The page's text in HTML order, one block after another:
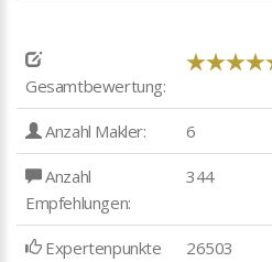
Gesamtbewertung:
Anzahl Makler: 6
Anzahl
Empfehlungen:
344
Expertenpunkte
26503